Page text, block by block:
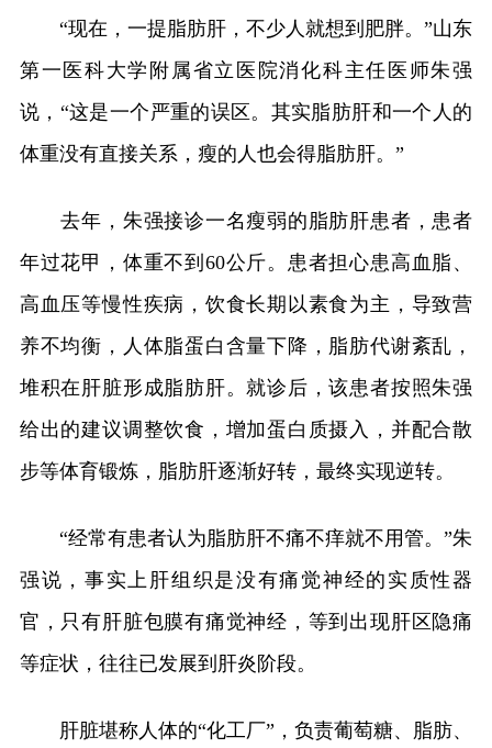
“现在，一提脂肪肝，不少人就想到肥胖。”山东
第一医科大学附属省立医院消化科主任医师朱强
说，“这是一个严重的误区。其实脂肪肝和一个人的
体重没有直接关系，瘦的人也会得脂肪肝。”
去年，朱强接诊一名瘦弱的脂肪肝患者，患者
年过花甲，体重不到60公斤。患者担心患高血脂、
高血压等慢性疾病，饮食长期以素食为主，导致营
养不均衡，人体脂蛋白含量下降，脂肪代谢紊乱，
堆积在肝脏形成脂肪肝。就诊后，该患者按照朱强
给出的建议调整饮食，增加蛋白质摄入，并配合散
步等体育锻炼，脂肪肝逐渐好转，最终实现逆转。
“经常有患者认为脂肪肝不痛不痒就不用管。”朱
强说，事实上肝组织是没有痛觉神经的实质性器
官，只有肝脏包膜有痛觉神经，等到出现肝区隐痛
等症状，往往已发展到肝炎阶段。
肝脏堪称人体的“化工厂”，负责葡萄糖、脂肪、